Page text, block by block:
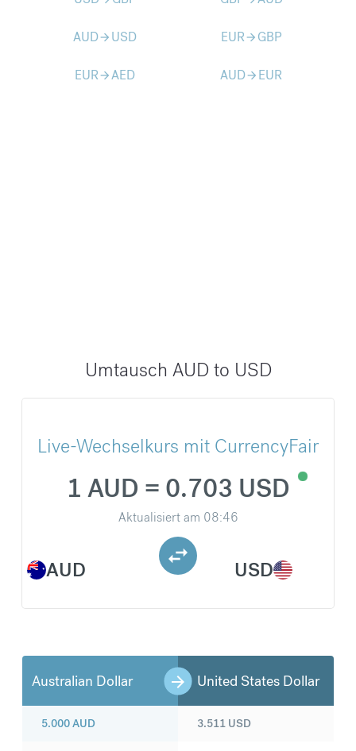
AUDarrow_forward USD EURarrow_forward GBP
EURarrow_forwardAED AUDarrow_forward EUR
Umtausch AUD to USD
Live-Wechselkurs mit CurrencyFair
AUD
1 AUD = 0.703 USD
Aktualisiert am 08:46
USD
Australian Dollar United States Dollar
5.000AUD 3.511 USD